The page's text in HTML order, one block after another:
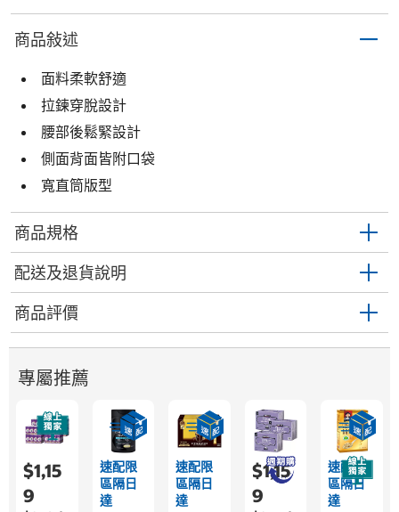
商品敍述
面料柔軟舒適
拉鍊穿脫設計
腰部後鬆緊設計
側面背面皆附口袋
寬直筒版型
商品規格
配送及退貨說明
商品評價
專屬推薦
$1,15
9
速配限
區隔日
達
速配限
區隔日
達
$1,15
9
速配限
區隔日
達